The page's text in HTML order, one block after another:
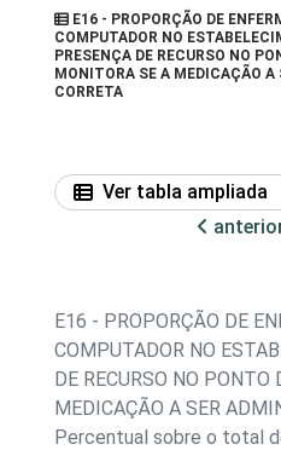
E16 - PROPORÇÃO DE
COMPUTADOR NO
PRESENÇA DE RECURSO NO
MONITORA SE A MEDICAÇÃO
CORRETA
Ver tabla ampliada
E16 - PROPORÇÃO DE
COMPUTADOR NO
DE RECURSO NO
MEDICAÇÃO A SER
Percentual sobre o total